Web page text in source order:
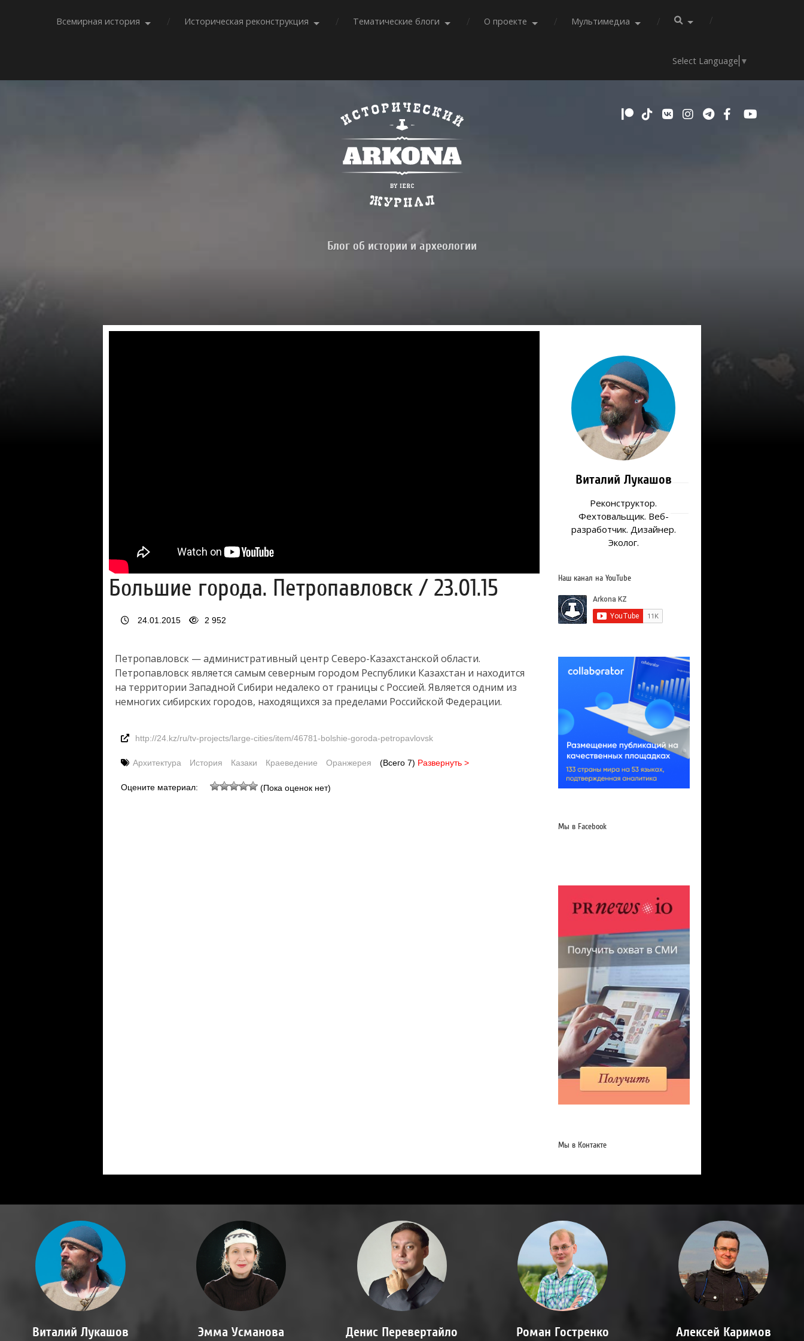
Всемирная история Историческая реконструкция Тематические блоги О проекте Мультимедиа
Select Language ▼
Блог об истории и археологии
Большие города. Петропавловск / 23.01.15
24.01.2015 2 952
Петропавловск — административный центр Северо-Казахстанской области.
Петропавловск является самым северным городом Республики Казахстан и находится
на территории Западной Сибири недалеко от границы с Россией. Является одним из
немногих сибирских городов, находящихся за пределами Российской Федерации.
http://24.kz/ru/tv-projects/large-cities/item/46781-bolshie-goroda-petropavlovsk
Архитектура История Казаки Краеведение Оранжерея (Всего 7) Развернуть >
Оцените материал: (Пока оценок нет)
Виталий Лукашов
Реконструктор.
Фехтовальщик. Веб-
разработчик. Дизайнер.
Эколог.
Наш канал на YouTube
Мы в Facebook
Мы в Контакте
Виталий Лукашов Эмма Усманова Денис Перевертайло Роман Гостренко Алексей Каримов